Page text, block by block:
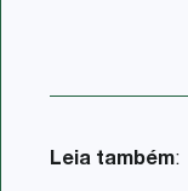
Leia também: